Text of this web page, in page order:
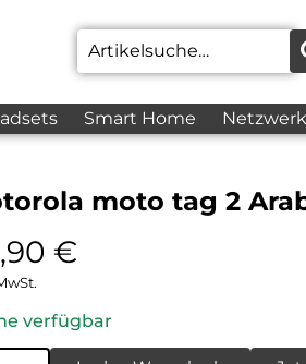
Smart Home
moto tag 2
€
verfügbar